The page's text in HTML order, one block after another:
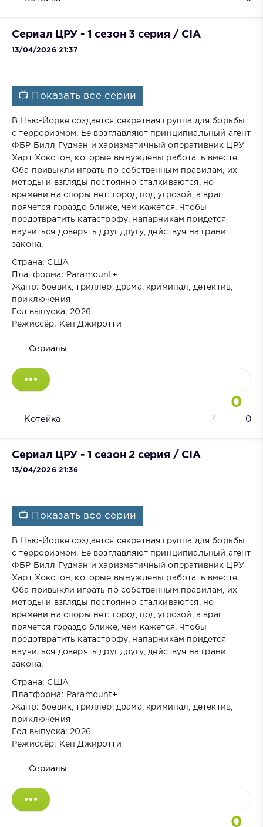
Сериал ЦРУ - 1 сезон 3 серия / CIA
13/04/2026 21:37
📺 Показать все серии
В Нью-Йорке создается секретная группа для борьбы
с терроризмом. Ее возглавляют принципиальный агент
ФБР Билл Гудман и харизматичный оперативник ЦРУ
Харт Хокстон, которые вынуждены работать вместе.
Оба привыкли играть по собственным правилам, их
методы и взгляды постоянно сталкиваются, но
времени на споры нет: город под угрозой, а враг
прячется гораздо ближе, чем кажется. Чтобы
предотвратить катастрофу, напарникам придется
научиться доверять друг другу, действуя на грани
закона.
Страна: США
Платформа: Paramount+
Жанр: боевик, триллер, драма, криминал, детектив,
приключения
Год выпуска: 2026
Режиссёр: Кен Джиротти
Сериалы
0
Котейка 0
7
Сериал ЦРУ - 1 сезон 2 серия / CIA
13/04/2026 21:36
📺 Показать все серии
В Нью-Йорке создается секретная группа для борьбы
с терроризмом. Ее возглавляют принципиальный агент
ФБР Билл Гудман и харизматичный оперативник ЦРУ
Харт Хокстон, которые вынуждены работать вместе.
Оба привыкли играть по собственным правилам, их
методы и взгляды постоянно сталкиваются, но
времени на споры нет: город под угрозой, а враг
прячется гораздо ближе, чем кажется. Чтобы
предотвратить катастрофу, напарникам придется
научиться доверять друг другу, действуя на грани
закона.
Страна: США
Платформа: Paramount+
Жанр: боевик, триллер, драма, криминал, детектив,
приключения
Год выпуска: 2026
Режиссёр: Кен Джиротти
Сериалы
0